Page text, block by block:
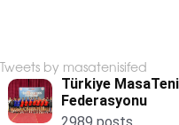
Tweets by masatenisifed